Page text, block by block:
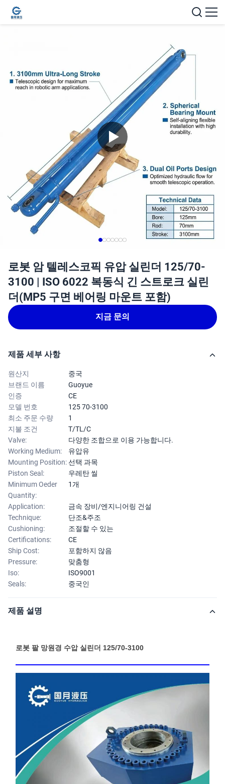
로봇 암 텔레스코픽 유압 실린더 125/70-
3100 | ISO 6022 복동식 긴 스트로크 실린
더(MP5 구면 베어링 마운트 포함)
지금 문의
제품 세부 사항
원산지
중국
브랜드 이름
Guoyue
인증
CE
모델 번호
125 70-3100
최소 주문 수량
1
지불 조건
T/TL/C
Valve:
다양한 조합으로 이용 가능합니다.
Working Medium:
유압유
Mounting Position:선택 과목
Piston Seal:
우레탄 씰
Minimum Oeder
Quantity:
1개
Application:
금속 장비/엔지니어링 건설
Technique:
단조&주조
Cushioning:
조절할 수 있는
Certifications:
CE
Ship Cost:
포함하지 않음
Pressure:
맞춤형
Iso:
ISO9001
Seals:
중국인
제품 설명
로봇 팔 망원경 수압 실린더 125/70-3100